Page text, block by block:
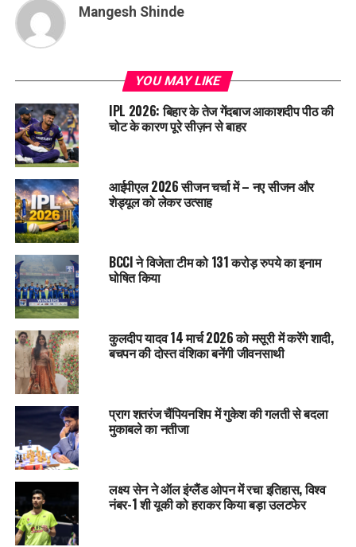
Mangesh Shinde
YOU MAY LIKE
IPL 2026: बिहार के तेज गेंदबाज आकाशदीप पीठ की
चोट के कारण पूरे सीज़न से बाहर
आईपीएल 2026 सीजन चर्चा में – नए सीजन और
शेड्यूल को लेकर उत्साह
BCCI ने विजेता टीम को 131 करोड़ रुपये का इनाम
घोषित किया
कुलदीप यादव 14 मार्च 2026 को मसूरी में करेंगे शादी,
बचपन की दोस्त वंशिका बनेंगी जीवनसाथी
प्राग शतरंज चैंपियनशिप में गुकेश की गलती से बदला
मुकाबले का नतीजा
लक्ष्य सेन ने ऑल इंग्लैंड ओपन में रचा इतिहास, विश्व
नंबर-1 शी यूकी को हराकर किया बड़ा उलटफेर